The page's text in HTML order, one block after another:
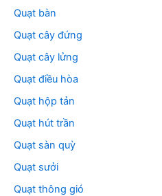
Quạt bàn
Quạt cây đứng
Quạt cây lửng
Quạt điều hòa
Quạt hộp tản
Quạt hút trần
Quạt sàn quỳ
Quạt sưởi
Quạt thông gió